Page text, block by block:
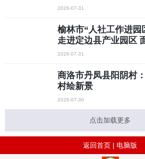
管理与保密安全建设
2026-07-31
榆林市“人社工作进园
走进定边县产业园区
对点纾困解难
2026-07-31
商洛市丹凤县阳阴村
村绘新景
2026-07-30
点击加载更多
返回首页 | 电脑版